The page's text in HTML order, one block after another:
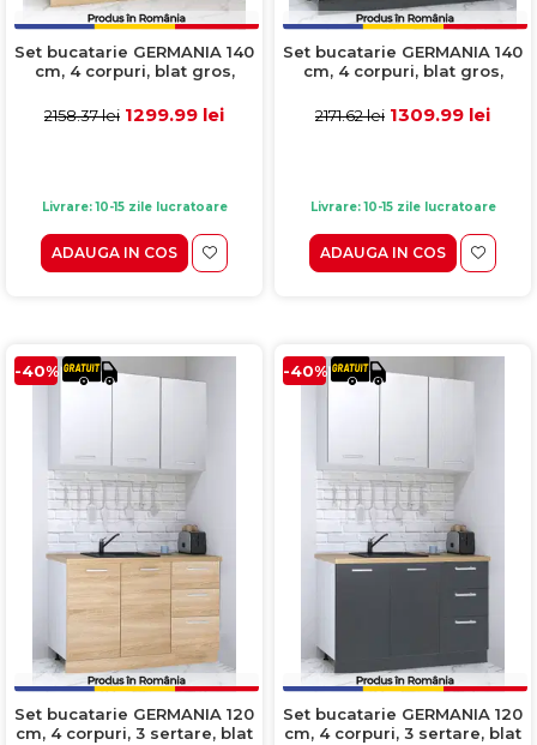
Set bucatarie GERMANIA 140
cm, 4 corpuri, blat gros,
2158.37 lei 1299.99 lei
Livrare: 10-15 zile lucratoare
ADAUGA IN COS
Set bucatarie GERMANIA 140
cm, 4 corpuri, blat gros,
2171.62 lei 1309.99 lei
Livrare: 10-15 zile lucratoare
ADAUGA IN COS
-40%
Set bucatarie GERMANIA 120
cm, 4 corpuri, 3 sertare, blat
-40%
Set bucatarie GERMANIA 120
cm, 4 corpuri, 3 sertare, blat